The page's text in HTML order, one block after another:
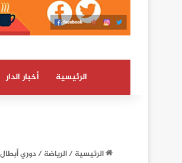
الرئيسية أخبار الدار
الرئيسية/الرياضة/دوري